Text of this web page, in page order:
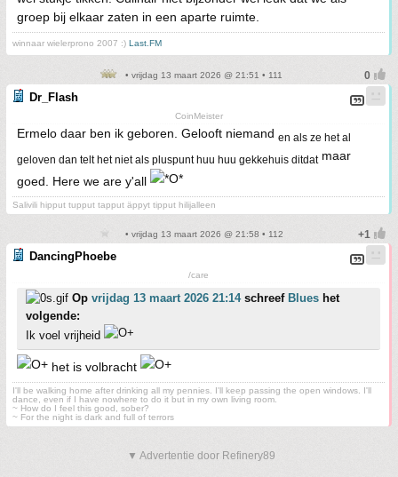
groep bij elkaar zaten in een aparte ruimte.
winnaar wielerprono 2007 :) Last.FM
• vrijdag 13 maart 2026 @ 21:51 • 111
Dr_Flash
CoinMeister
Ermelo daar ben ik geboren. Gelooft niemand en als ze het al
geloven dan telt het niet als pluspunt huu huu gekkehuis ditdatmaar
goed. Here we are y'all
Salivili hipput tupput tapput äppyt tipput hilijalleen
• vrijdag 13 maart 2026 @ 21:58 • 112
DancingPhoebe
/care
Op vrijdag 13 maart 2026 21:14schreef Blues het
volgende:
Ik voel vrijheid
het is volbracht
I'll be walking home after drinking all my pennies. I'll keep passing the open windows. I'll
dance, even if I have nowhere to do it but in my own living room.
~ How do I feel this good, sober?
~ For the night is dark and full of terrors
▼ Advertentie door Refinery89